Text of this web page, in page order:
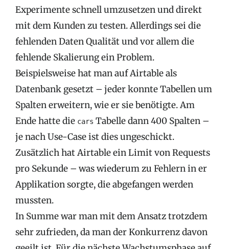
Experimente schnell umzusetzen und direkt
mit dem Kunden zu testen. Allerdings sei die
fehlenden Daten Qualität und vor allem die
fehlende Skalierung ein Problem.
Beispielsweise hat man auf Airtable als
Datenbank gesetzt – jeder konnte Tabellen um
Spalten erweitern, wie er sie benötigte. Am
Ende hatte die cars Tabelle dann 400 Spalten –
je nach Use-Case ist dies ungeschickt.
Zusätzlich hat Airtable ein Limit von Requests
pro Sekunde – was wiederum zu Fehlern in er
Applikation sorgte, die abgefangen werden
mussten.
In Summe war man mit dem Ansatz trotzdem
sehr zufrieden, da man der Konkurrenz davon